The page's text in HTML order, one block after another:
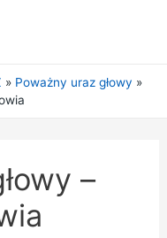
Poważny uraz głowy
–